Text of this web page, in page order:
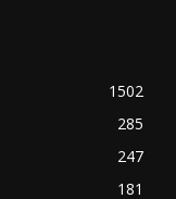
1502
285
247
181